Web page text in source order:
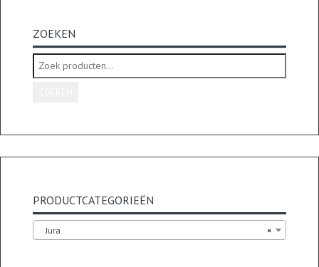
ZOEKEN
Zoeken
naar:
PRODUCTCATEGORIEËN
×
Jura